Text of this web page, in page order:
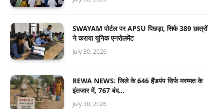
SWAYAM पोर्टल पर APSU पिछड़ा, सिर्फ 389 छात्रों
ने कराया यूनिक एनरोलमेंट
July 30, 2026
REWA NEWS: जिले के 646 हैंडपंप सिर्फ मरम्मत के
इंतजार में, 767 बंद…
July 30, 2026